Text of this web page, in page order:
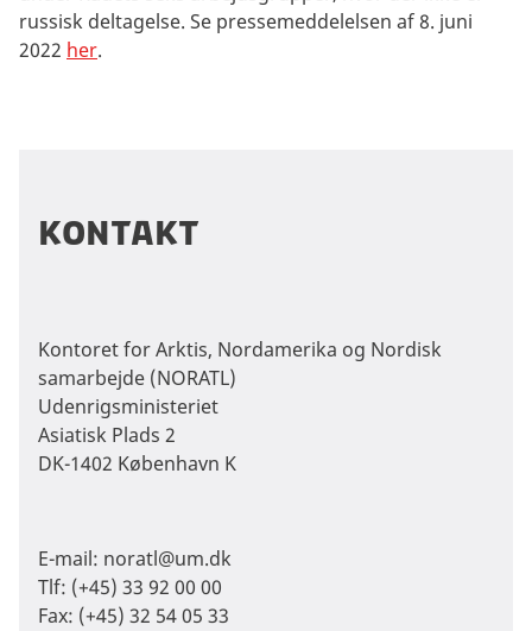
russisk deltagelse. Se pressemeddelelsen af 8. juni
2022 her.
Kontakt
Kontoret for Arktis, Nordamerika og Nordisk
samarbejde (NORATL)
Udenrigsministeriet
Asiatisk Plads 2
DK-1402 København K
E-mail: noratl@um.dk
Tlf: (+45) 33 92 00 00
Fax: (+45) 32 54 05 33